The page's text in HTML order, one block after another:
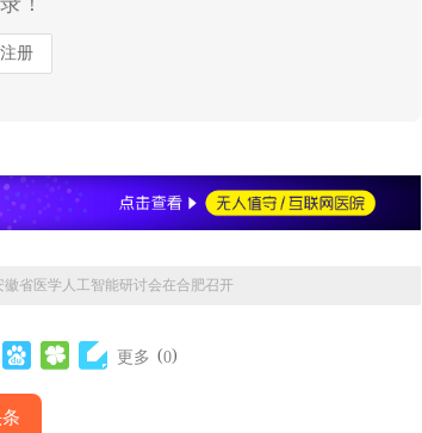
注册
徽省医学人工智能研讨会在合肥召开
更多 (0)